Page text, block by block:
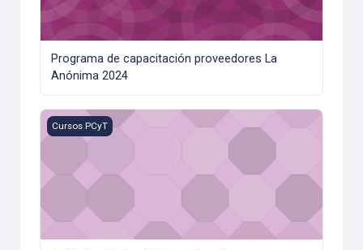
Programa de capacitación proveedores La
Anónima 2024
Calidad nutricional de los alimentos
Cursos PCyT